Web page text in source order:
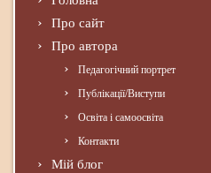
Про сайт
Про автора
Педагогічний портрет
Публікації/Виступи
Освіта і самоосвіта
Контакти
Мій блог